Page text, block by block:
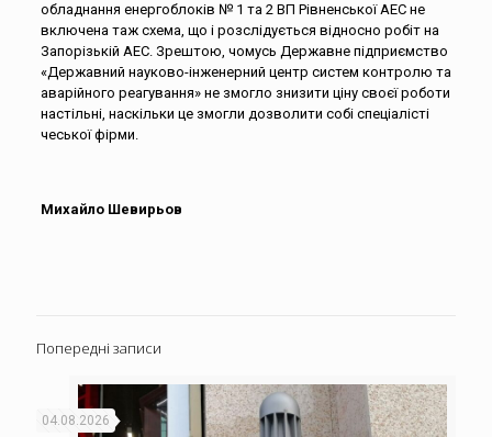
обладнання енергоблоків № 1 та 2 ВП Рівненської АЕС не
включена таж схема, що і розслідується відносно робіт на
Запорізькій АЕС. Зрештою, чомусь Державне підприємство
«Державний науково-інженерний центр систем контролю та
аварійного реагування» не змогло знизити ціну своєї роботи
настільні, наскільки це змогли дозволити собі спеціалісті
чеської фірми.
Михайло Шевирьов
Попередні записи
04.08.2026